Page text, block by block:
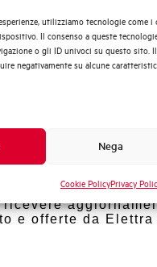
utilizziamo tecnologie come i
Il consenso a queste
o gli ID univoci su questo sito.
negativamente su alcune
Nega
Cookie PolicyPrivacy
Industriale
Quadri
tecnica
ricevere
e offerte da Elettra